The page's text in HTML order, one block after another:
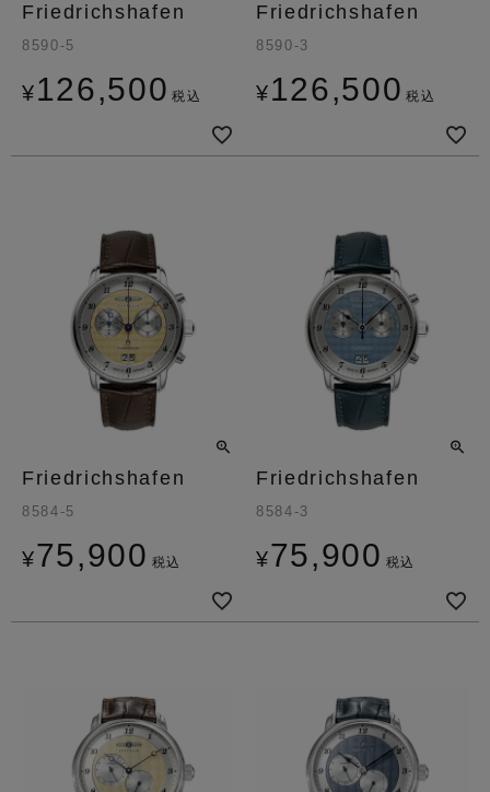
Friedrichshafen
8590-5
¥126,500 税込
Friedrichshafen
8590-3
¥126,500 税込
Friedrichshafen
8584-5
¥75,900 税込
Friedrichshafen
8584-3
¥75,900 税込